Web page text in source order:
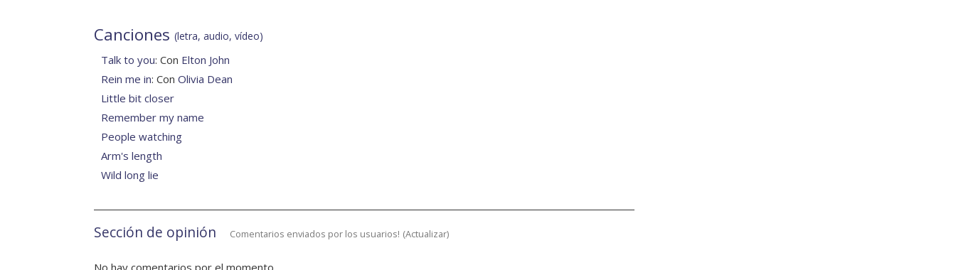
Canciones (letra, audio, vídeo)
Talk to you: Con Elton John
Rein me in: Con Olivia Dean
Little bit closer
Remember my name
People watching
Arm's length
Wild long lie
Sección de opinión Comentarios enviados por los usuarios! (Actualizar)